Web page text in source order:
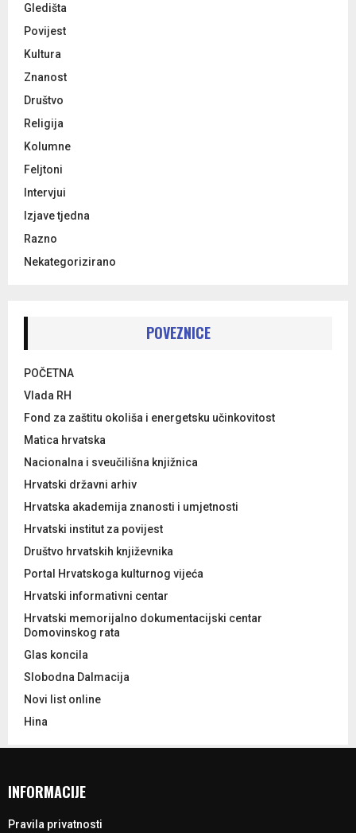
Gledišta
Povijest
Kultura
Znanost
Društvo
Religija
Kolumne
Feljtoni
Intervjui
Izjave tjedna
Razno
Nekategorizirano
POVEZNICE
POČETNA
Vlada RH
Fond za zaštitu okoliša i energetsku učinkovitost
Matica hrvatska
Nacionalna i sveučilišna knjižnica
Hrvatski državni arhiv
Hrvatska akademija znanosti i umjetnosti
Hrvatski institut za povijest
Društvo hrvatskih književnika
Portal Hrvatskoga kulturnog vijeća
Hrvatski informativni centar
Hrvatski memorijalno dokumentacijski centar
Domovinskog rata
Glas koncila
Slobodna Dalmacija
Novi list online
Hina
INFORMACIJE
Pravila privatnosti